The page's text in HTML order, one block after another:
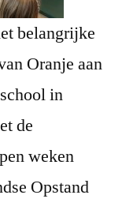
belangrijke
Oranje aan
in
de
weken
Opstand